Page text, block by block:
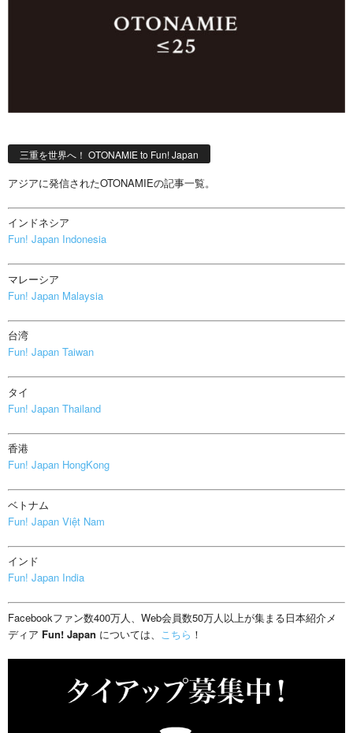
三重を世界へ！ OTONAMIE to Fun! Japan
アジアに発信されたOTONAMIEの記事一覧。
インドネシア
Fun! Japan Indonesia
マレーシア
Fun! Japan Malaysia
台湾
Fun! Japan Taiwan
タイ
Fun! Japan Thailand
香港
Fun! Japan HongKong
ベトナム
Fun! Japan Việt Nam
インド
Fun! Japan India
Facebookファン数400万人、Web会員数50万人以上が集まる日本紹介メ
ディア Fun! Japan については、 こちら ！